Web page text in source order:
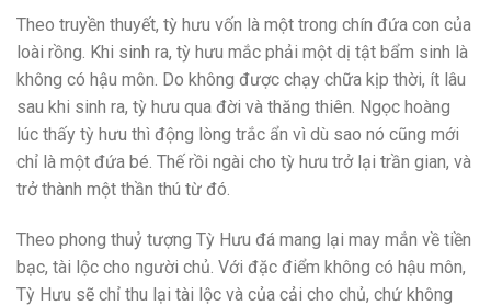
Theo truyền thuyết, tỳ hưu vốn là một trong chín đứa con của
loài rồng. Khi sinh ra, tỳ hưu mắc phải một dị tật bẩm sinh là
không có hậu môn. Do không được chạy chữa kịp thời, ít lâu
sau khi sinh ra, tỳ hưu qua đời và thăng thiên. Ngọc hoàng
lúc thấy tỳ hưu thì động lòng trắc ẩn vì dù sao nó cũng mới
chỉ là một đứa bé. Thế rồi ngài cho tỳ hưu trở lại trần gian, và
trở thành một thần thú từ đó.
Theo phong thuỷ tượng Tỳ Hưu đá mang lại may mắn về tiền
bạc, tài lộc cho người chủ. Với đặc điểm không có hậu môn,
Tỳ Hưu sẽ chỉ thu lại tài lộc và của cải cho chủ, chứ không